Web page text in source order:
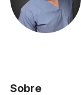
Sobre